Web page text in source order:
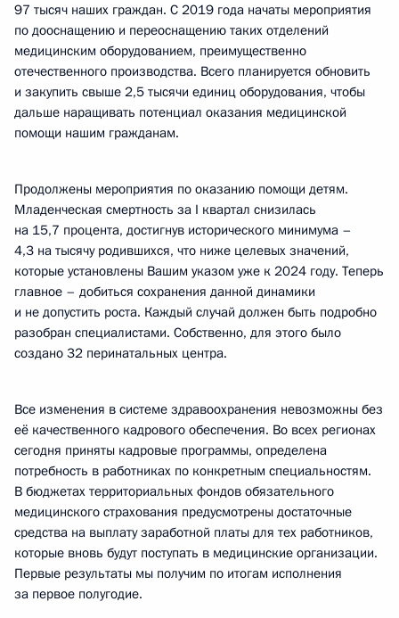
97 тысяч наших граждан. С 2019 года начаты мероприятия
по дооснащению и переоснащению таких отделений
медицинским оборудованием, преимущественно
отечественного производства. Всего планируется обновить
и закупить свыше 2,5 тысячи единиц оборудования, чтобы
дальше наращивать потенциал оказания медицинской
помощи нашим гражданам.
Продолжены мероприятия по оказанию помощи детям.
Младенческая смертность за I квартал снизилась
на 15,7 процента, достигнув исторического минимума –
4,3 на тысячу родившихся, что ниже целевых значений,
которые установлены Вашим указом уже к 2024 году. Теперь
главное – добиться сохранения данной динамики
и не допустить роста. Каждый случай должен быть подробно
разобран специалистами. Собственно, для этого было
создано 32 перинатальных центра.
Все изменения в системе здравоохранения невозможны без
её качественного кадрового обеспечения. Во всех регионах
сегодня приняты кадровые программы, определена
потребность в работниках по конкретным специальностям.
В бюджетах территориальных фондов обязательного
медицинского страхования предусмотрены достаточные
средства на выплату заработной платы для тех работников,
которые вновь будут поступать в медицинские организации.
Первые результаты мы получим по итогам исполнения
за первое полугодие.